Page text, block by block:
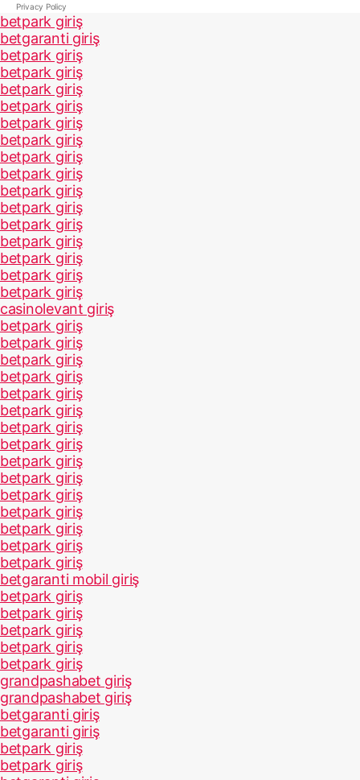
Privacy Policy
betpark giriş
betgaranti giriş
betpark giriş
betpark giriş
betpark giriş
betpark giriş
betpark giriş
betpark giriş
betpark giriş
betpark giriş
betpark giriş
betpark giriş
betpark giriş
betpark giriş
betpark giriş
betpark giriş
betpark giriş
casinolevant giriş
betpark giriş
betpark giriş
betpark giriş
betpark giriş
betpark giriş
betpark giriş
betpark giriş
betpark giriş
betpark giriş
betpark giriş
betpark giriş
betpark giriş
betpark giriş
betpark giriş
betpark giriş
betgaranti mobil giriş
betpark giriş
betpark giriş
betpark giriş
betpark giriş
betpark giriş
grandpashabet giriş
grandpashabet giriş
betgaranti giriş
betgaranti giriş
betpark giriş
betpark giriş